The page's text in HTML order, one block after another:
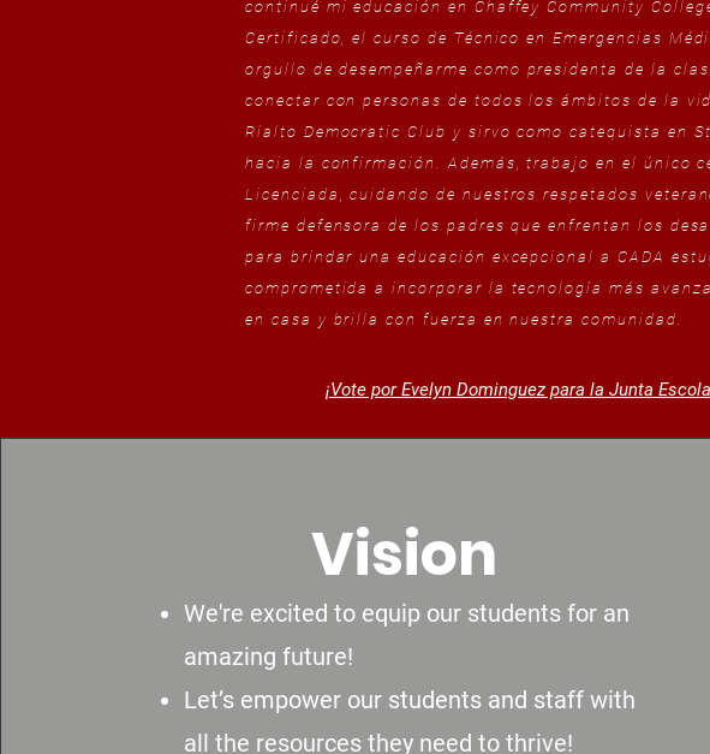
continué mi educación en Chaffey Community
Certificado, el curso de Técnico en Emergencias
orgullo de desempeñarme como presidenta de la
conectar con personas de todos los ámbitos de la
Rialto Democratic Club y sirvo como catequista en
hacia la confirmación. Además, trabajo en el único
Licenciada, cuidando de nuestros respetados
firme defensora de los padres que enfrentan los
para brindar una educación excepcional a CADA
comprometida a incorporar la tecnología más
en casa y brilla con fuerza en nuestra comunidad.
¡Vote por Evelyn Dominguez para la Junta
Vision
We're excited to equip our students for an
amazing future!
Let’s empower our students and staff with
all the resources they need to thrive!